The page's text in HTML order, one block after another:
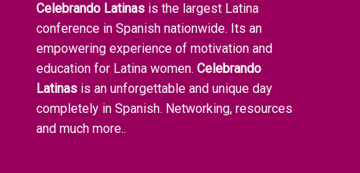
Celebrando Latinas is the largest Latina
conference in Spanish nationwide. Its an
empowering experience of motivation and
education for Latina women. Celebrando
Latinas is an unforgettable and unique day
completely in Spanish. Networking, resources
and much more..